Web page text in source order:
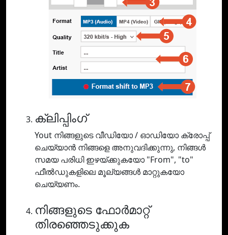
ക്ലിപ്പിംഗ്
Yout നിങ്ങളുടെ വീഡിയോ / ഓഡിയോ ക്രോപ്പ്
ചെയ്യാൻ നിങ്ങളെ അനുവദിക്കുന്നു, നിങ്ങൾ
സമയ പരിധി ഇഴയ്ക്കുകയോ "From", "to"
ഫീൽഡുകളിലെ മൂല്യങ്ങൾ മാറ്റുകയോ
ചെയ്യണം.
നിങ്ങളുടെ ഫോർമാറ്റ്
തിരഞ്ഞെടുക്കുക